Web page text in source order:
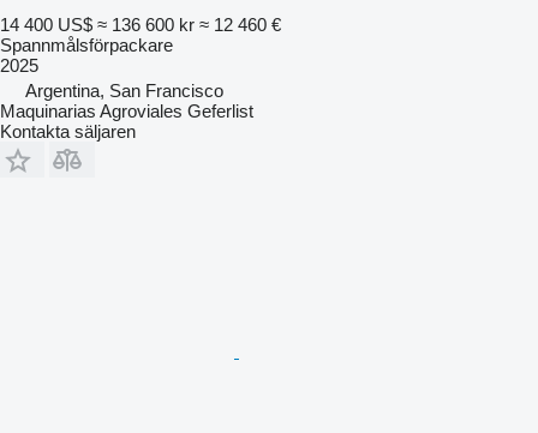
14 400 US$ ≈ 136 600 kr ≈ 12 460 €
Spannmålsförpackare
2025
Argentina, San Francisco
Maquinarias Agroviales Geferlist
Kontakta säljaren